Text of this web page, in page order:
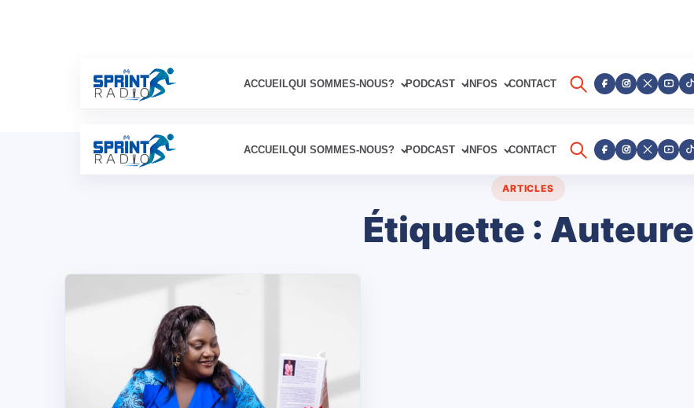
ACCUEILQUI SOMMES-NOUS? PODCAST INFOS CONTACT
ACCUEILQUI SOMMES-NOUS? PODCAST INFOS CONTACT
ARTICLES
Étiquette : Auteure